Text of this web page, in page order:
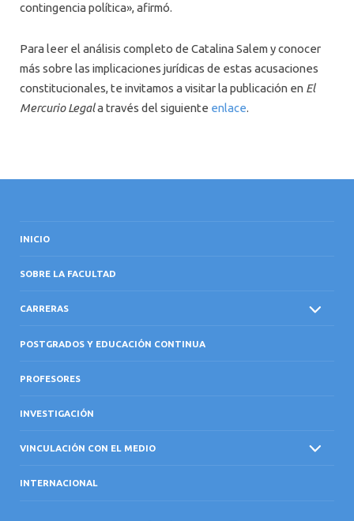
contingencia política», afirmó.
Para leer el análisis completo de Catalina Salem y conocer
más sobre las implicaciones jurídicas de estas acusaciones
constitucionales, te invitamos a visitar la publicación en El
Mercurio Legala través del siguiente enlace.
INICIO
SOBRE LA FACULTAD
CARRERAS
POSTGRADOS Y EDUCACIÓN CONTINUA
PROFESORES
INVESTIGACIÓN
VINCULACIÓN CON EL MEDIO
INTERNACIONAL